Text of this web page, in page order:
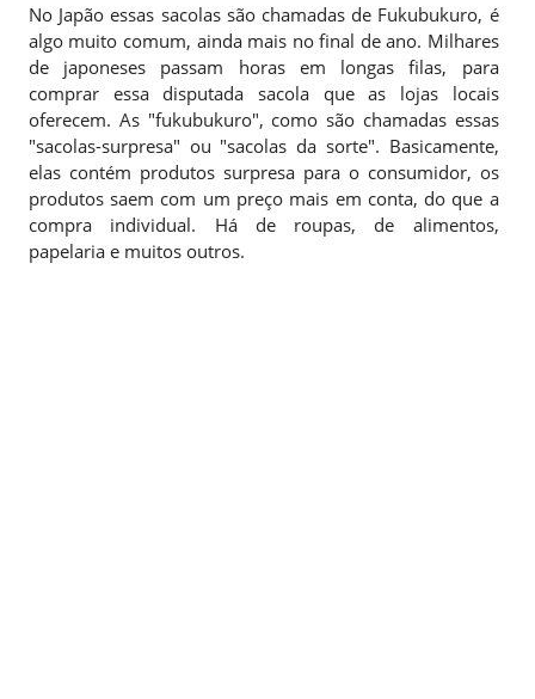
No Japão essas sacolas são chamadas de Fukubukuro, é
algo muito comum, ainda mais no final de ano. Milhares
de japoneses passam horas em longas filas, para
comprar essa disputada sacola que as lojas locais
oferecem. As "fukubukuro", como são chamadas essas
"sacolas-surpresa" ou "sacolas da sorte". Basicamente,
elas contém produtos surpresa para o consumidor, os
produtos saem com um preço mais em conta, do que a
compra individual. Há de roupas, de alimentos,
papelaria e muitos outros.